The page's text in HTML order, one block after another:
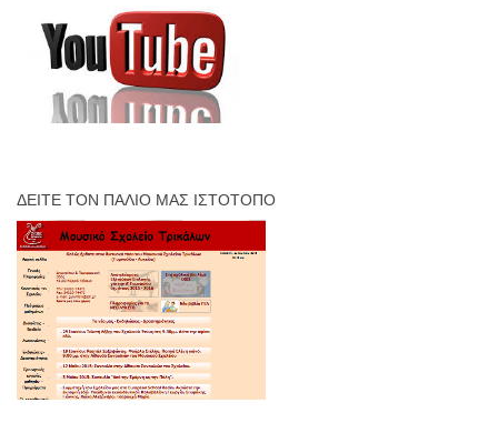
ΔΕΊΤΕ ΤΟΝ ΠΑΛΙΌ ΜΑΣ ΙΣΤΌΤΟΠΟ